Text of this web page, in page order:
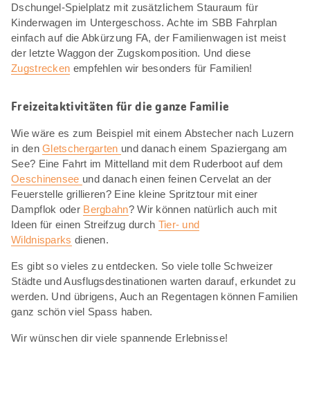
Dschungel-Spielplatz mit zusätzlichem Stauraum für
Kinderwagen im Untergeschoss. Achte im SBB Fahrplan
einfach auf die Abkürzung FA, der Familienwagen ist meist
der letzte Waggon der Zugskomposition. Und diese
Zugstrecken empfehlen wir besonders für Familien!
Freizeitaktivitäten für die ganze Familie
Wie wäre es zum Beispiel mit einem Abstecher nach Luzern
in denGletschergarten und danach einem Spaziergang am
See? Eine Fahrt im Mittelland mit dem Ruderboot auf dem
Oeschinensee und danach einen feinen Cervelat an der
Feuerstelle grillieren? Eine kleine Spritztour mit einer
Dampflok oder Bergbahn? Wir können natürlich auch mit
Ideen für einen Streifzug durch Tier- und
Wildnisparks dienen.
Es gibt so vieles zu entdecken. So viele tolle Schweizer
Städte und Ausflugsdestinationen warten darauf, erkundet zu
werden. Und übrigens, Auch an Regentagen können Familien
ganz schön viel Spass haben.
Wir wünschen dir viele spannende Erlebnisse!